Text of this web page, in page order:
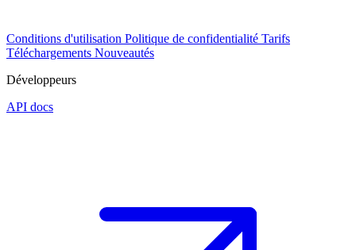
Conditions d'utilisation Politique de confidentialité Tarifs
Téléchargements Nouveautés
Développeurs
API docs